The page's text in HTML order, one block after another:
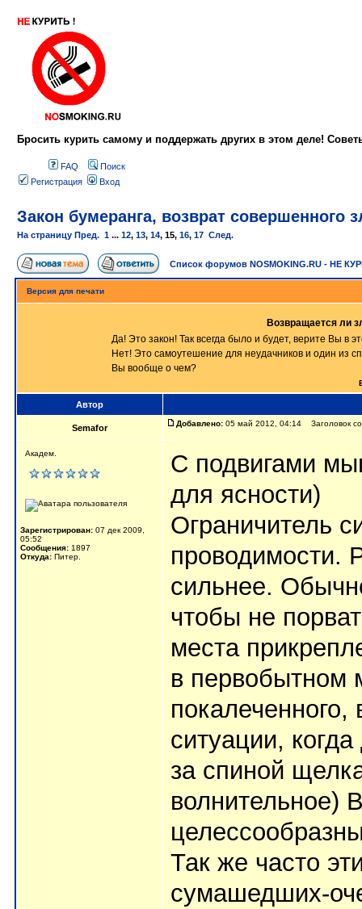
Бросить курить самому и поддержать других в этом деле!
FAQ
Поиск
Регистрация
Вход
Закон бумеранга, возврат совершенного
На страницу Пред. 1 ... 12, 13, 14, 15, 16, 17 След.
Список форумов NOSMOKING.RU - НЕ
Версия для печати
Возвращается ли
Да! Это закон! Так всегда было и будет, верите Вы в
Нет! Это самоутешение для неудачников и один из
Вы вообще о чем?
Автор
Semafor Добавлено: 05 май 2012, 04:14 Заголовок
Академ.
Зарегистрирован: 07 дек 2009,
05:52
Сообщения: 1897
Откуда: Питер.
С подвигами
для ясности)
Ограничитель
проводимости.
сильнее.
чтобы не
места
в первобытном
ситуации,
за спиной
волнительное)
Так же часто
сумашедших-